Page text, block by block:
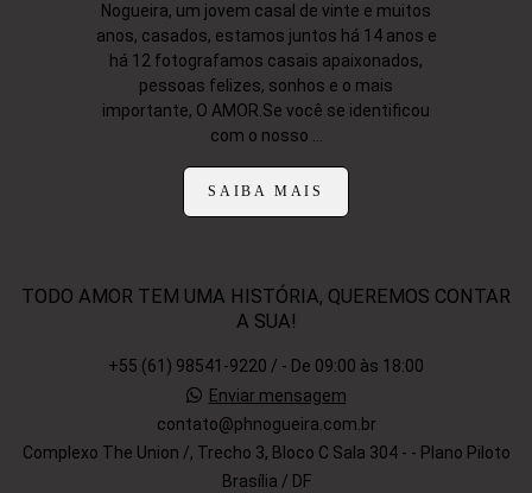
Nogueira, um jovem casal de vinte e muitos
anos, casados, estamos juntos há 14 anos e
há 12 fotografamos casais apaixonados,
pessoas felizes, sonhos e o mais
importante, O AMOR.Se você se identificou
com o nosso ...
SAIBA MAIS
TODO AMOR TEM UMA HISTÓRIA, QUEREMOS CONTAR
A SUA!
+55 (61) 98541-9220 / - De 09:00 às 18:00
Enviar mensagem
contato@phnogueira.com.br
Complexo The Union /, Trecho 3, Bloco C Sala 304 - - Plano Piloto
Brasília / DF